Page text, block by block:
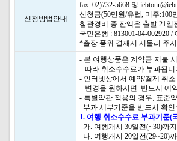
신청방법안내
fax: 02)732-5668 및
신청금(50만원/유럽, 미주:100
참관경비 중 잔액은 출발 21
국민은행 : 813001-04-002920
*출장 품위 결재시 서둘러 주
- 본 여행상품은 계약금 지불
따라 취소수수료가 부과됩니
- 인터넷상에서 예약/결제 취
변경을 원하시면 반드시 예
- 특별약관 적용의 경우, 표준
부과 세부기준을 반드시 확
1. 여행 취소수수료 부과기준(
가. 여행개시 30일전(~30)까
나. 여행개시 20일전(29~20)